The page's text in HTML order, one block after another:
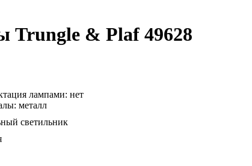
Trungle & Plaf 49628
лампами: нет
металл
светильник